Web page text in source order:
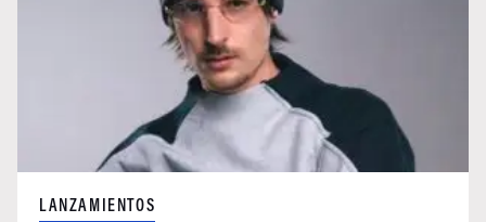
LANZAMIENTOS